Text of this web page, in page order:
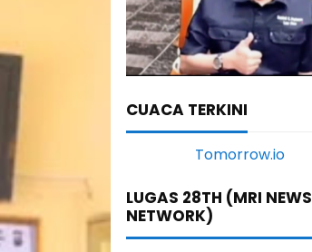
CUACA TERKINI
LUGAS 28TH (MRI NEWS
NETWORK)